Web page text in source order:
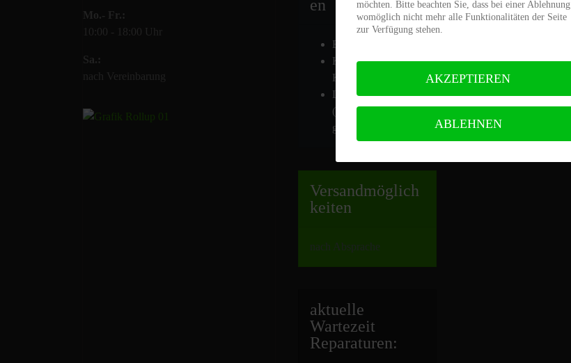
Mo.- Fr.:
10:00 - 18:00 Uhr
Sa.:
nach Vereinbarung
en
Barzahlung
Kreditkarte / EC-
Karte
Leasing
(Arbeitnehmerleasin
g)
Versandmöglich
keiten
nach Absprache
aktuelle
Wartezeit
Reparaturen:
möchten. Bitte beachten Sie, dass bei einer Ablehnung
womöglich nicht mehr alle Funktionalitäten der Seite
zur Verfügung stehen.
AKZEPTIEREN
ABLEHNEN